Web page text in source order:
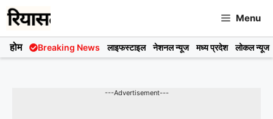
Skip
to
content
Menu
होम Breaking News लाइफस्टाइल नेशनल न्यूज मध्य प्रदेश लोकल न्यूज
---Advertisement---